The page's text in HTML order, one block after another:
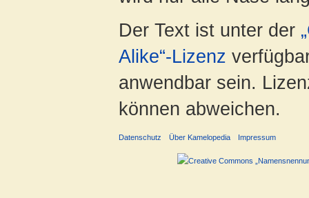
Der Text ist unter der
Alike“-Lizenz
anwendbar sein.
können abweichen.
Datenschutz Über Kamelopedia Impressum